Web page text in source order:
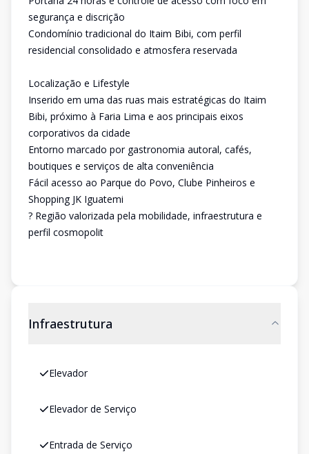
segurança e discrição
Condomínio tradicional do Itaim Bibi, com perfil
residencial consolidado e atmosfera reservada
Localização e Lifestyle
Inserido em uma das ruas mais estratégicas do Itaim
Bibi, próximo à Faria Lima e aos principais eixos
corporativos da cidade
Entorno marcado por gastronomia autoral, cafés,
boutiques e serviços de alta conveniência
Fácil acesso ao Parque do Povo, Clube Pinheiros e
Shopping JK Iguatemi
? Região valorizada pela mobilidade, infraestrutura e
perfil cosmopolit
Infraestrutura
Elevador
Elevador de Serviço
Entrada de Serviço